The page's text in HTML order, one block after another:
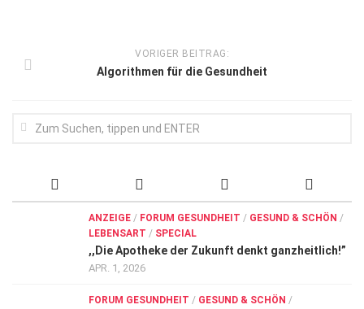
Hören VORIGER BEITRAG:
Algorithmen für die Gesundheit
ANZEIGE / FORUM GESUNDHEIT / GESUND & SCHÖN /
LEBENSART / SPECIAL
,,Die Apotheke der Zukunft denkt ganzheitlich!”
APR. 1, 2026
FORUM GESUNDHEIT / GESUND & SCHÖN /